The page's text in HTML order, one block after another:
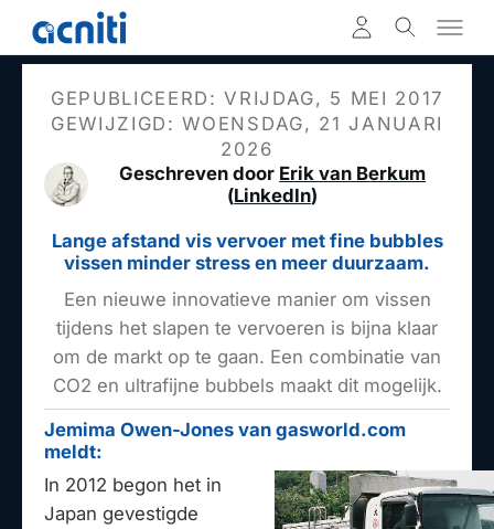
GEPUBLICEERD: VRIJDAG, 5 MEI 2017
GEWIJZIGD: WOENSDAG, 21 JANUARI
2026
Geschreven door Erik van Berkum
(LinkedIn)
Lange afstand vis vervoer met fine bubbles
vissen minder stress en meer duurzaam.
Een nieuwe innovatieve manier om vissen
tijdens het slapen te vervoeren is bijna klaar
om de markt op te gaan. Een combinatie van
CO2 en ultrafijne bubbels maakt dit mogelijk.
Jemima Owen-Jones van gasworld.com
meldt:
In 2012 begon het in
Japan gevestigde